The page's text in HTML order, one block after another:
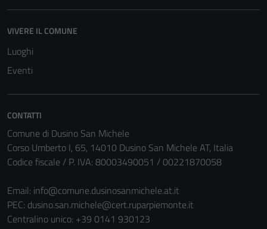
VIVERE IL COMUNE
Luoghi
Eventi
CONTATTI
Comune di Dusino San Michele
Corso Umberto I, 65, 14010 Dusino San Michele AT, Italia
Codice fiscale / P. IVA: 80003490051 / 00221870058
Email: info@comune.dusinosanmichele.at.it
PEC: dusino.san.michele@cert.ruparpiemonte.it
Centralino unico: +39 0141 930123